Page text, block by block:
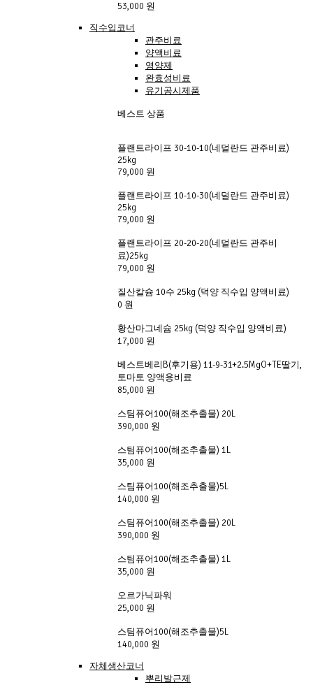
53,000 원
직수입코너
관주비료
양액비료
영양제
완효성비료
유기공시제품
베스트 상품
플랜트라이프 30-10-10(네덜란드 관주비료)
25kg
79,000 원
플랜트라이프 10-10-30(네덜란드 관주비료)
25kg
79,000 원
플랜트라이프 20-20-20(네덜란드 관주비
료)25kg
79,000 원
질산칼슘 10수 25kg (덕양 직수입 양액비료)
0 원
황산마그네슘 25kg (덕양 직수입 양액비료)
17,000 원
베스트베리B(후기용) 11-9-31+2.5MgO+TE딸기,
토마토 양액용비료
85,000 원
스팀퓨어100(해조추출물) 20L
390,000 원
스팀퓨어100(해조추출물) 1L
35,000 원
스팀퓨어100(해조추출물)5L
140,000 원
스팀퓨어100(해조추출물) 20L
390,000 원
스팀퓨어100(해조추출물) 1L
35,000 원
오르가닉파워
25,000 원
스팀퓨어100(해조추출물)5L
140,000 원
자체생산코너
뿌리발근제